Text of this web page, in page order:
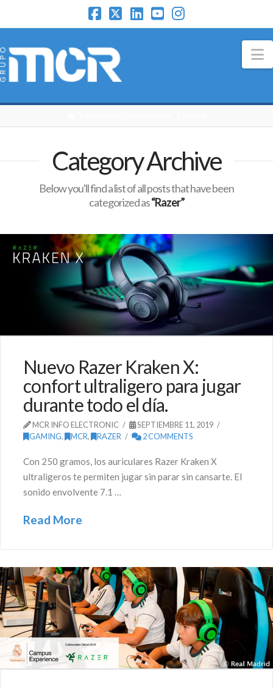
Category Archive
Below you'll find a list of all posts that have been
categorized as“Razer”
Nuevo Razer Kraken X:
confort ultraligero para jugar
durante todo el día.
MCR INFO ELECTRONIC
SEPTIEMBRE 11, 2019
GAMING, MCR, RAZER 2 COMMENTS
Con 250 gramos, los auriculares Razer Kraken X
ultraligeros te permiten jugar sin parar sin cansarte. El
sonido envolvente 7.1 …
Read More